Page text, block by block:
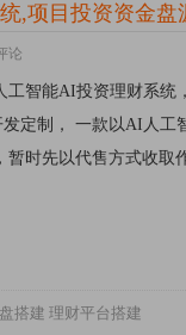
,项目投资资金盘
论
工智能AI投资理财系
定制， 一款以AI人
暂时先以代售方式收
搭建 理财平台搭建